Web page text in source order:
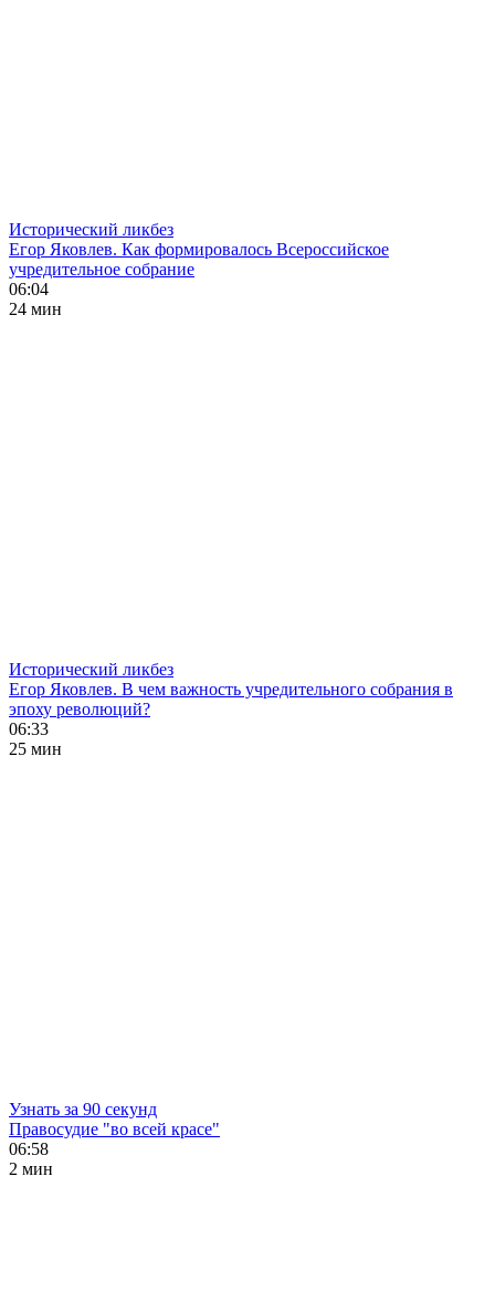
Исторический ликбез
Егор Яковлев. Как формировалось Всероссийское
учредительное собрание
06:04
24 мин
Исторический ликбез
Егор Яковлев. В чем важность учредительного собрания в
эпоху революций?
06:33
25 мин
Узнать за 90 секунд
Правосудие "во всей красе"
06:58
2 мин